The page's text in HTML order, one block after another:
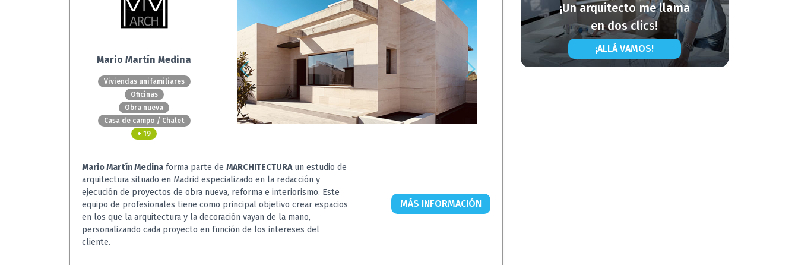
Mario Martín Medina
Viviendas unifamiliares
Oficinas
Obra nueva
Casa de campo / Chalet
+ 19
Mario Martín Medina forma parte de MARCHITECTURAun estudio de
arquitectura situado en Madrid especializado en la redacción y
ejecución de proyectos de obra nueva, reforma e interiorismo. Este
equipo de profesionales tiene como principal objetivo crear espacios
en los que la arquitectura y la decoración vayan de la mano,
personalizando cada proyecto en función de los intereses del
cliente.
MÁS INFORMACIÓN
¡Un arquitecto me llama
en dos clics!
¡ALLÁ VAMOS!